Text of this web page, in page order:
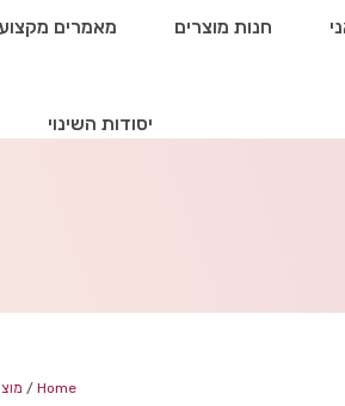
חנות מוצרים מאמרים
יסודות השינוי
Home
/